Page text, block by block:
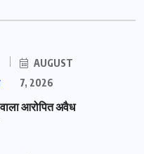
AUGUST
7, 2026
आरोपित अवैध